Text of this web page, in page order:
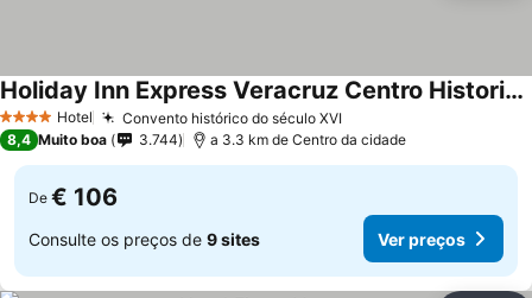
4 EstrelasHotel Convento histórico do século XVIVer preços
Holiday Inn Express Veracruz Centro Historico
Ver preços
8,4 Muito boa 3.744 a 3.3 km de Centro da cidade
De € 106
Consulte os preços de 9 sites Ver preços